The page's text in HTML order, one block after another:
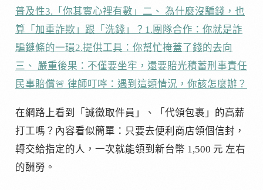
普及性3.「你其實心裡有數」 二、 為什麼沒騙錢，也
算「加重詐欺」跟「洗錢」？ 1.團隊合作：你就是詐
騙鏈條的一環2.提供工具：你幫忙掩蓋了錢的去向
三、 嚴重後果：不僅要坐牢，還要賠光積蓄刑事責任
民事賠償🚨 律師叮嚀：遇到這類情況，你該怎麼辦？
在網路上看到「誠徵取件員」、「代領包裹」的高薪
打工嗎？內容看似簡單：只要去便利商店領個信封，
轉交給指定的人，一次就能領到新台幣 1,500 元 左右
的酬勞。